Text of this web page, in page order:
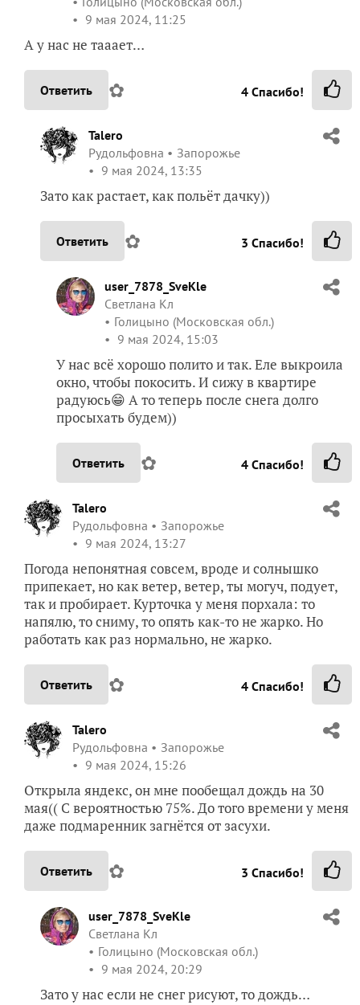
9 мая 2024, 11:25
А у нас не тааает…
Ответить ✿ 4 Спасибо!
Talero
Рудольфовна
Запорожье
9 мая 2024, 13:35
Зато как растает, как польёт дачку))
Ответить ✿ 3 Спасибо!
user_7878_SveKle
Светлана Кл
Голицыно (Московская обл.)
9 мая 2024, 15:03
У нас всё хорошо полито и так. Еле выкроила
окно, чтобы покосить. И сижу в квартире
радуюсь😁 А то теперь после снега долго
просыхать будем))
Ответить ✿ 4 Спасибо!
Talero
Рудольфовна
Запорожье
9 мая 2024, 13:27
Погода непонятная совсем, вроде и солнышко
припекает, но как ветер, ветер, ты могуч, подует,
так и пробирает. Курточка у меня порхала: то
напялю, то сниму, то опять как-то не жарко. Но
работать как раз нормально, не жарко.
Ответить ✿ 4 Спасибо!
Talero
Рудольфовна
Запорожье
9 мая 2024, 15:26
Открыла яндекс, он мне пообещал дождь на 30
мая(( С вероятностью 75%. До того времени у меня
даже подмаренник загнётся от засухи.
Ответить ✿ 3 Спасибо!
user_7878_SveKle
Светлана Кл
Голицыно (Московская обл.)
9 мая 2024, 20:29
Зато у нас если не снег рисуют, то дождь…